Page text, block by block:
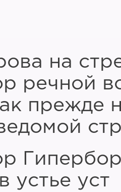
на
речной
прежде
устье уст